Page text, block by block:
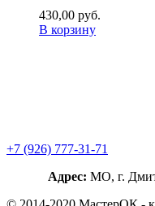
430,00 руб.
В корзину
+7 (926) 777-31-71
Адрес: МО, г.